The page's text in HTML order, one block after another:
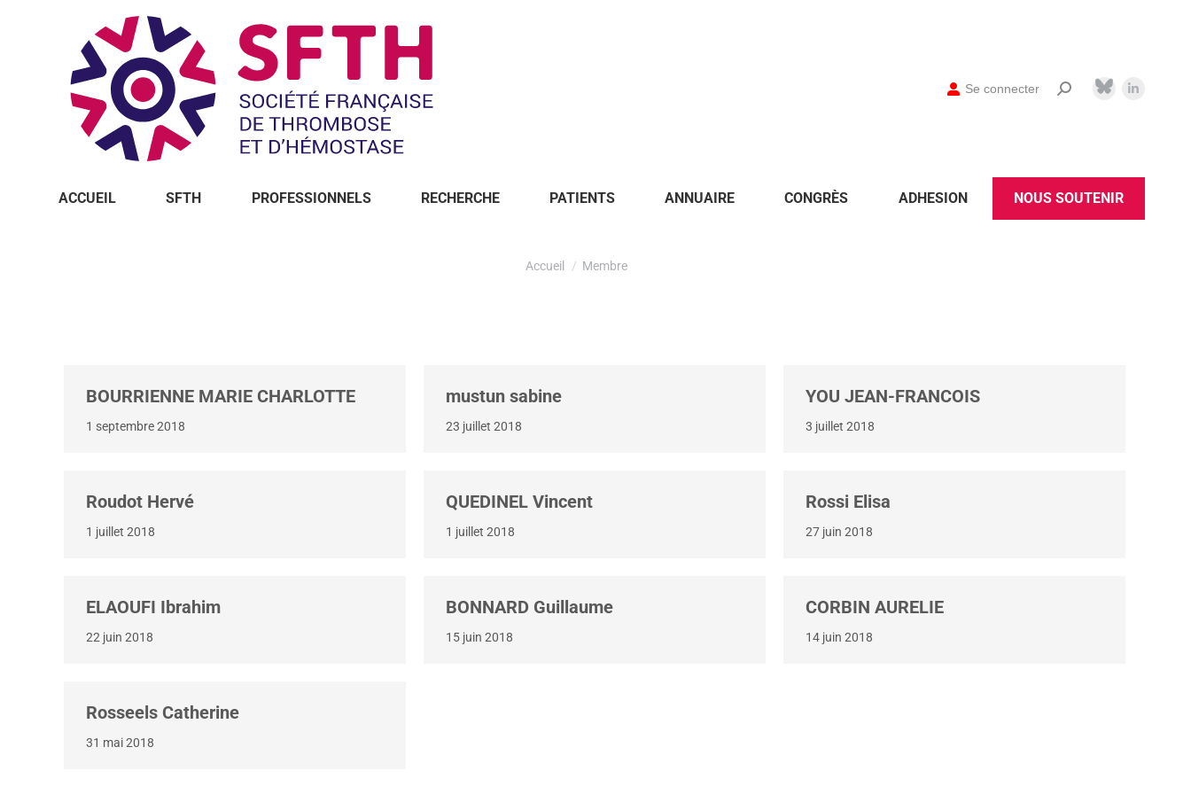
Se connecter
ACCUEIL SFTH PROFESSIONNELS RECHERCHE PATIENTS ANNUAIRE CONGRÈS ADHESION NOUS SOUTENIR
Accueil Membre
BOURRIENNE MARIE CHARLOTTE
1 septembre 2018
mustun sabine
23 juillet 2018
YOU JEAN-FRANCOIS
3 juillet 2018
Roudot Hervé
1 juillet 2018
QUEDINEL Vincent
1 juillet 2018
Rossi Elisa
27 juin 2018
ELAOUFI Ibrahim
22 juin 2018
BONNARD Guillaume
15 juin 2018
CORBIN AURELIE
14 juin 2018
Rosseels Catherine
31 mai 2018